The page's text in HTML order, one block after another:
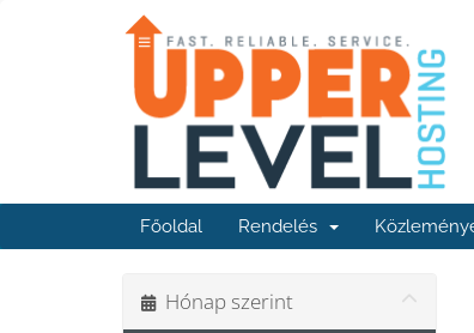
Főoldal Rendelés
Hónap szerint